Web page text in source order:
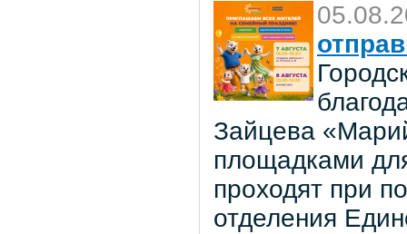
Зайцева
площадками
проходят при
отделения